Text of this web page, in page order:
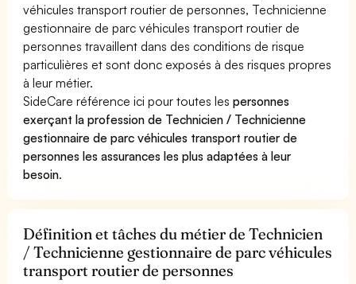
véhicules transport routier de personnes, Technicienne
gestionnaire de parc véhicules transport routier de
personnes travaillent dans des conditions de risque
particulières et sont donc exposés à des risques propres
à leur métier.
SideCare référence ici pour toutes lespersonnes
exerçant la profession de Technicien / Technicienne
gestionnaire de parc véhicules transport routier de
personnes les assurances les plus adaptées à leur
besoin.
Définition et tâches du métier de Technicien
/ Technicienne gestionnaire de parc véhicules
transport routier de personnes